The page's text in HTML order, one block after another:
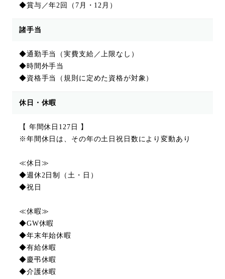
◆賞与／年2回（7月・12月）
諸手当
◆通勤手当（実費支給／上限なし）
◆時間外手当
◆資格手当（規則に定めた資格が対象）
休日・休暇
【 年間休日127日 】
※年間休日は、その年の土日祝日数により変動あり
≪休日≫
◆週休2日制（土・日）
◆祝日
≪休暇≫
◆GW休暇
◆年末年始休暇
◆有給休暇
◆慶弔休暇
◆介護休暇